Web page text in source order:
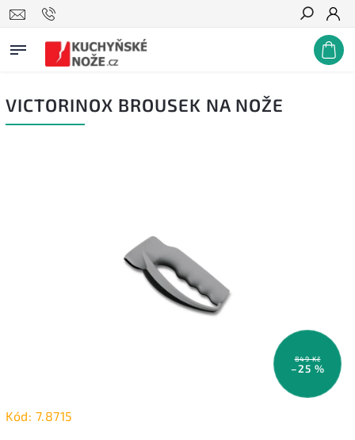
Hledat
VICTORINOX BROUSEK NA NOŽE
849 Kč
–25 %
Kód: 7.8715